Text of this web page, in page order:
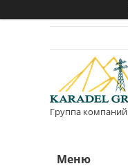
Группа компаний